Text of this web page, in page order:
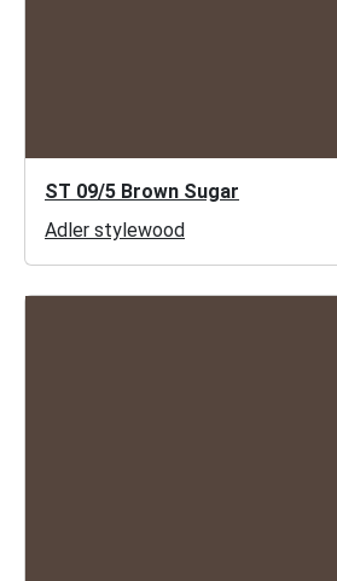
ST 09/5 Brown Sugar
Adler stylewood